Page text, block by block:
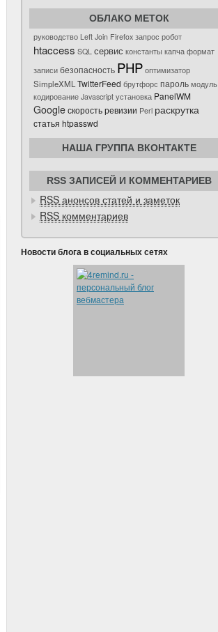
ОБЛАКО МЕТОК
руководство Left Join Firefox запрос робот
htaccess SQL сервис константы капча формат
записи безопасность PHP оптимизатор
SimpleXML TwitterFeed брутфорс пароль модуль
кодирование Javascript установка PanelWM
Googleскорость ревизии Perl раскрутка
статья htpasswd
НАША ГРУППА ВКОНТАКТЕ
RSS ЗАПИСЕЙ И КОММЕНТАРИЕВ
RSS анонсов статей и заметок
RSS комментариев
Новости блога в социальных сетях